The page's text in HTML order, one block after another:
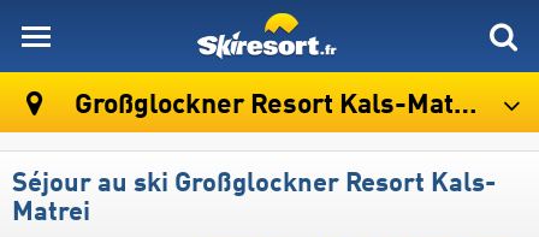
Großglockner Resort Kals-Matrei
Séjour au ski Großglockner Resort Kals-
Matrei